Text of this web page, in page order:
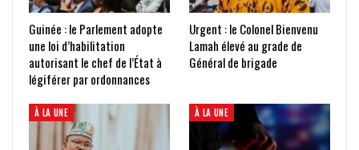
Guinée : le Parlement adopte
une loi d’habilitation
autorisant le chef de l’État à
légiférer par ordonnances
Urgent : le Colonel Bienvenu
Lamah élevé au grade de
Général de brigade
À LA UNE À LA UNE